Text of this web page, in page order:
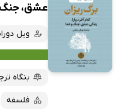
عشق، جنگ
ویل
بنگاه
فلسفه